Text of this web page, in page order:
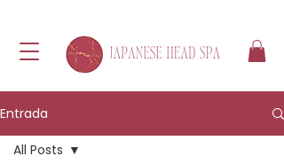
Entrada
All Posts